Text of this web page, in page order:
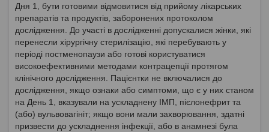
Дня 1, бути готовими відмовитися від прийому лікарських
препаратів та продуктів, заборонених протоколом
дослідження. До участі в дослідженні допускалися жінки, які
перенесли хірургічну стерилізацію, які перебувають у
періоді постменопаузи або готові користуватися
високоефективними методами контрацепції протягом
клінічного дослідження. Пацієнтки не включалися до
дослідження, якщо ознаки або симптоми, що є у них станом
на День 1, вказували на ускладнену ІМП, пієлонефрит та
(або) вульвовагініт; якщо вони мали захворювання, здатні
призвести до ускладнення інфекції, або в анамнезі була